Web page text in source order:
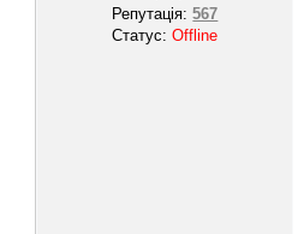
Репутація:567
Статус:Offline